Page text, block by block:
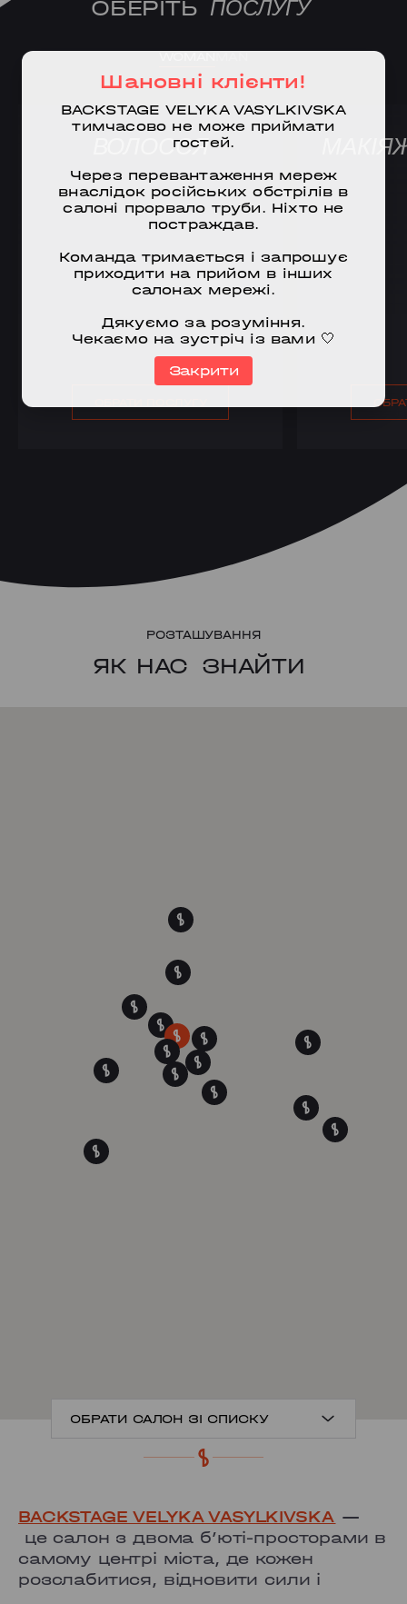
Шановні клієнти!
BACKSTAGE VELYKA VASYLKIVSKA
тимчасово не може приймати
гостей.
Через перевантаження мереж
внаслідок російських обстрілів в
салоні прорвало труби. Ніхто не
постраждав.
Команда тримається і запрошує
приходити на прийом в інших
салонах мережі.
Дякуємо за розуміння.
Чекаємо на зустріч із вами 🤍
Закрити
ОБЕРІТЬ ПОСЛУГУ
ВОЛОССЯ
РОЗТАШУВАННЯ
ЯК НАС ЗНАЙТИ
ОБРАТИ САЛОН ЗІ СПИСКУ
MYSHUHY
GRAND PRIX
BACKSTAGE VELYKA VASYLKIVSKA —
це салон з двома б’юті-просторами в
самому центрі міста, де кожен
розслабитися, відновити сили і